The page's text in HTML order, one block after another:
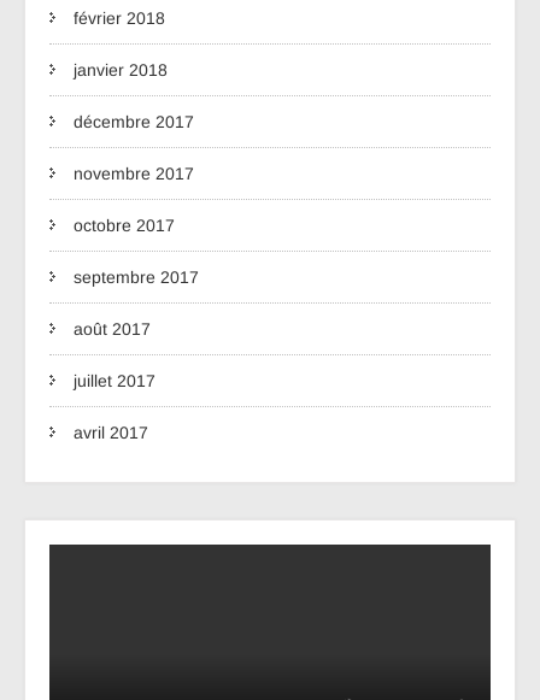
février 2018
janvier 2018
décembre 2017
novembre 2017
octobre 2017
septembre 2017
août 2017
juillet 2017
avril 2017